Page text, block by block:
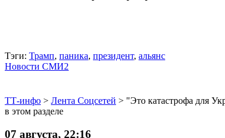
Тэги: Трамп, паника, президент, альянс
Новости СМИ2
ТТ-инфо > Лента Соцсетей > "Это катастрофа для
в этом разделе
07 августа, 22:16